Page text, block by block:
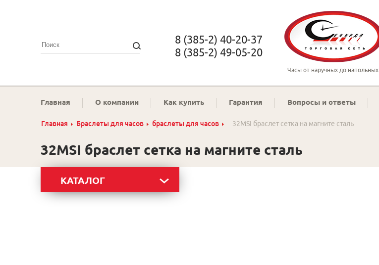
8 (385-2) 40-20-37
8 (385-2) 49-05-20
Часы от наручных до напольных
Главная О компании Как купить Гарантия Вопросы и ответы
Главная Браслеты для часов браслеты для часов 32MSI браслет сетка на магните сталь
32MSI браслет сетка на магните сталь
КАТАЛОГ